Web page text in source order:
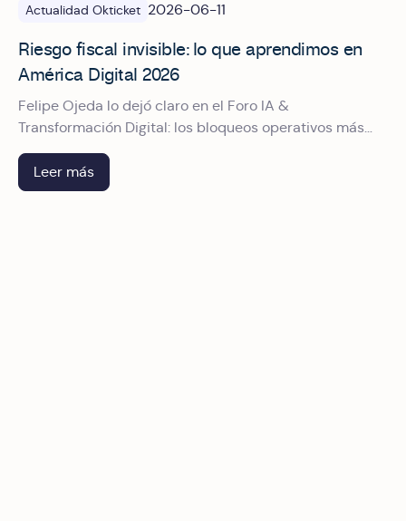
Actualidad Okticket 2026-06-11
Riesgo fiscal invisible: lo que aprendimos en
América Digital 2026
Felipe Ojeda lo dejó claro en el Foro IA &
Transformación Digital: los bloqueos operativos más
costosos no vienen de fraudes, sino de procesos mal
diseñados que nadie cuestionó a tiempo
Leer más